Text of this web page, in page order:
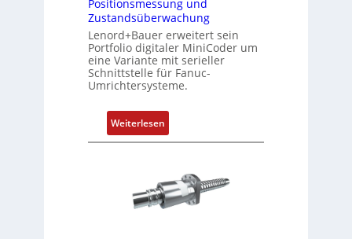
i
i
e
r
P
o
s
i
o
Positionsmessung und
Zustandsüberwachung
Lenord+Bauer erweitert sein
Portfolio digitaler MiniCoder um
eine Variante mit serieller
Schnittstelle für Fanuc-
Umrichtersysteme.
Weiterlesen:
D
h
g